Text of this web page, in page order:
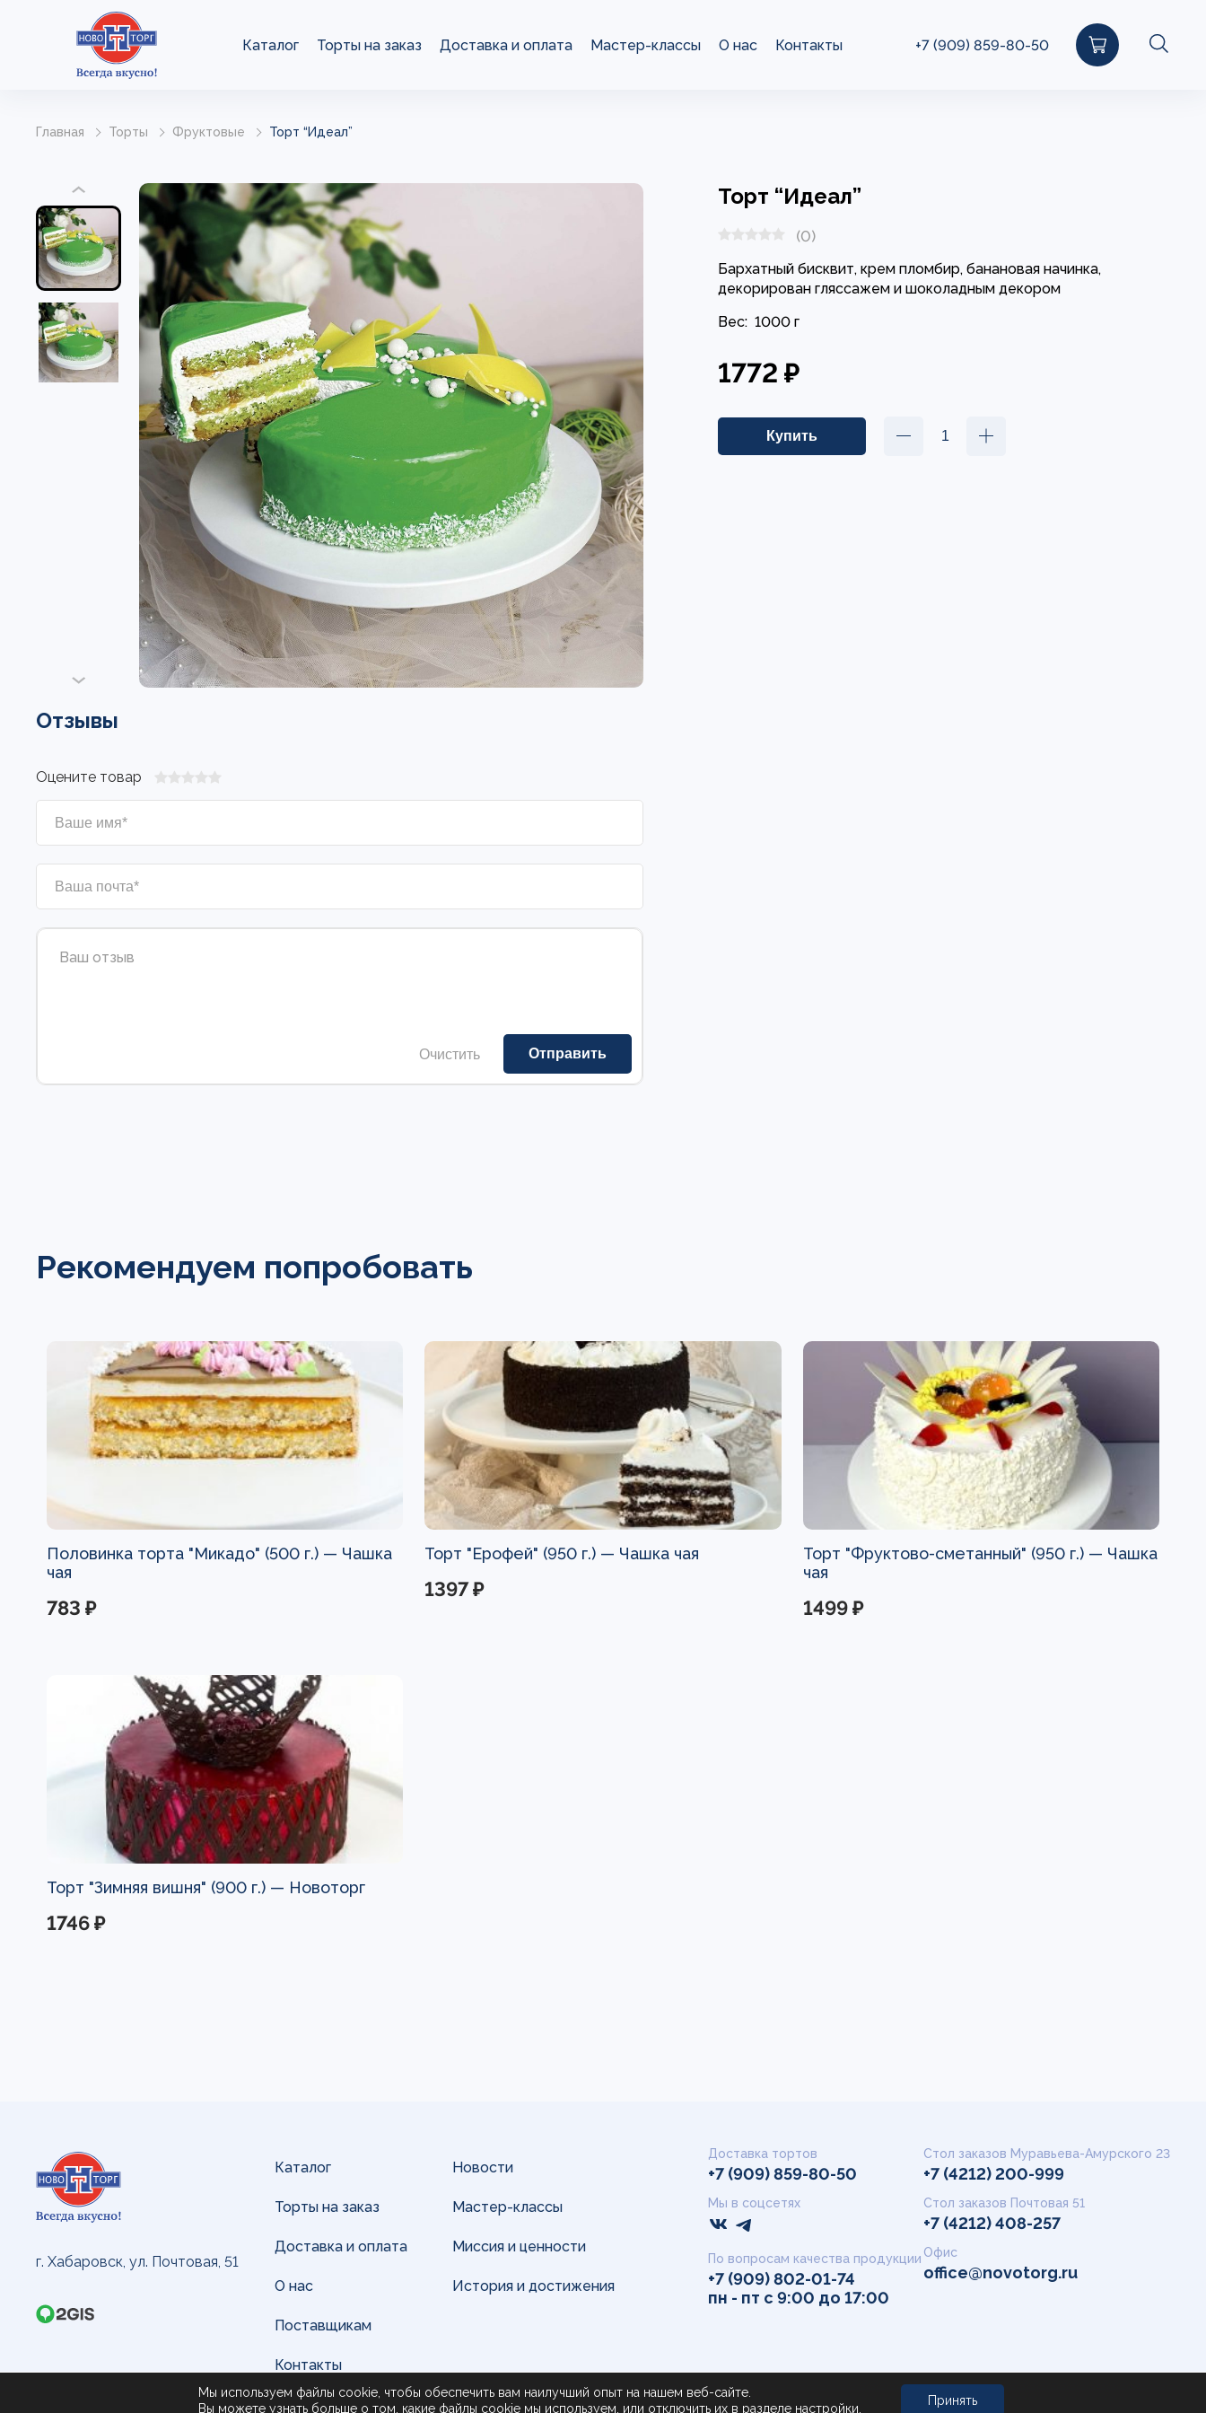
Каталог Торты на заказ Доставка и оплата Мастер-классы О нас Контакты +7 (909) 859-80-50
Главная Торты Фруктовые Торт “Идеал”
Торт “Идеал”
(0)
Бархатный бисквит, крем пломбир, банановая начинка,
декорирован гляссажем и шоколадным декором
Вес: 1000 г
1772 ₽
Отзывы
Оцените товар
Очистить
Рекомендуем попробовать
Половинка торта "Микадо" (500 г.) — Чашка
чая
783 ₽
Торт "Ерофей" (950 г.) — Чашка чая
1397 ₽
Торт "Фруктово-сметанный" (950 г.) — Чашка
чая
1499 ₽
Торт "Зимняя вишня" (900 г.) — Новоторг
1746 ₽
г. Хабаровск, ул. Почтовая, 51
Каталог
Торты на заказ
Доставка и оплата
О нас
Поставщикам
Контакты
Новости
Мастер-классы
Миссия и ценности
История и достижения
Доставка тортов
+7 (909) 859-80-50
Мы в соцсетях
По вопросам качества продукции
+7 (909) 802-01-74
пн - пт с 9:00 до 17:00
Стол заказов Муравьева-Амурского 23
+7 (4212) 200-999
Стол заказов Почтовая 51
+7 (4212) 408-257
Офис
office@novotorg.ru
Мы используем файлы cookie, чтобы обеспечить вам наилучший опыт на нашем веб-сайте.
Вы можете узнать больше о том, какие файлы cookie мы используем, или отключить их в разделе настройки
Принять